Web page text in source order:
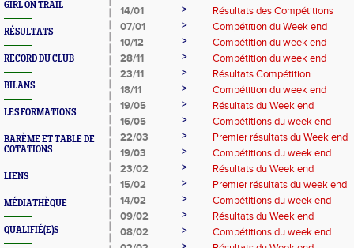
GIRL ON TRAIL
RÉSULTATS
RECORD DU CLUB
BILANS
LES FORMATIONS
BARÈME ET TABLE DE
COTATIONS
LIENS
MÉDIATHÈQUE
QUALIFIÉ(E)S
14/01
>
Résultats des Compétitions
07/01
>
Compétition du Week end
10/12
>
Compétition du week end
28/11
>
Compétition du week end
23/11
>
Résultats Compétition
18/11
>
Compétition du week end
19/05
>
Résultats du Week end
16/05
>
Compétitions du week end
22/03
>
Premier résultats du Week end
19/03
>
Compétitions du week end
23/02
>
Résultats du Week end
15/02
>
Premier résultats du week end
14/02
>
Compétitions du week end
09/02
>
Résultats du Week end
08/02
>
Compétitions du week end